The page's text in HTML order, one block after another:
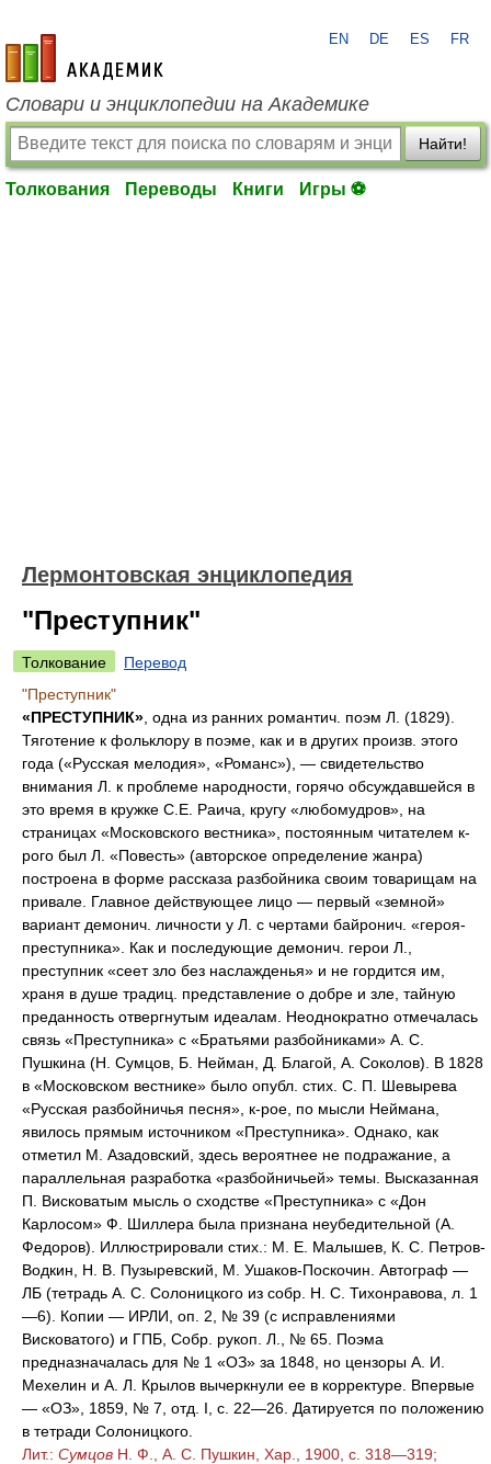
academic.ru
EN DE ES FR
Словари и энциклопедии на Академике
Найти!
Толкования Переводы Книги Игры ⚽
Лермонтовская энциклопедия
"Преступник"
Толкование
Перевод
"Преступник"
«ПРЕСТУПНИК» , одна из ранних романтич. поэм Л. (1829).
Тяготение к фольклору в поэме, как и в других произв. этого
года («Русская мелодия», «Романс»), — свидетельство
внимания Л. к проблеме народности, горячо обсуждавшейся в
это время в кружке С.Е. Раича, кругу «любомудров», на
страницах «Московского вестника», постоянным читателем к-
рого был Л. «Повесть» (авторское определение жанра)
построена в форме рассказа разбойника своим товарищам на
привале. Главное действующее лицо — первый «земной»
вариант демонич. личности у Л. с чертами байронич. «героя-
преступника». Как и последующие демонич. герои Л.,
преступник «сеет зло без наслажденья» и не гордится им,
храня в душе традиц. представление о добре и зле, тайную
преданность отвергнутым идеалам. Неоднократно отмечалась
связь «Преступника» с «Братьями разбойниками» А. С.
Пушкина (Н. Сумцов, Б. Нейман, Д. Благой, А. Соколов). В 1828
в «Московском вестнике» было опубл. стих. С. П. Шевырева
«Русская разбойничья песня», к-рое, по мысли Неймана,
явилось прямым источником «Преступника». Однако, как
отметил М. Азадовский, здесь вероятнее не подражание, а
параллельная разработка «разбойничьей» темы. Высказанная
П. Висковатым мысль о сходстве «Преступника» с «Дон
Карлосом» Ф. Шиллера была признана неубедительной (А.
Федоров). Иллюстрировали стих.: М. Е. Малышев, К. С. Петров-
Водкин, Н. В. Пузыревский, М. Ушаков-Поскочин. Автограф —
ЛБ (тетрадь А. С. Солоницкого из собр. Н. С. Тихонравова, л. 1
—6). Копии — ИРЛИ, оп. 2, № 39 (с исправлениями
Висковатого) и ГПБ, Собр. рукоп. Л., № 65. Поэма
предназначалась для № 1 «ОЗ» за 1848, но цензоры А. И.
Мехелин и А. Л. Крылов вычеркнули ее в корректуре. Впервые
— «ОЗ», 1859, № 7, отд. I, с. 22—26. Датируется по положению
в тетради Солоницкого.
Лит.: Сумцов Н. Ф., А. С. Пушкин, Хар., 1900, с. 318—319;